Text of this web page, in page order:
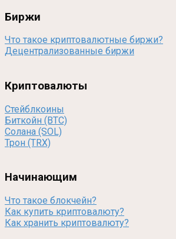
Биржи
Что такое криптовалютные биржи?
Децентрализованные биржи
Криптовалюты
Стейблкоины
Биткойн (BTC)
Солана (SOL)
Трон (TRX)
Начинающим
Что такое блокчейн?
Как купить криптовалюту?
Как хранить криптовалюту?